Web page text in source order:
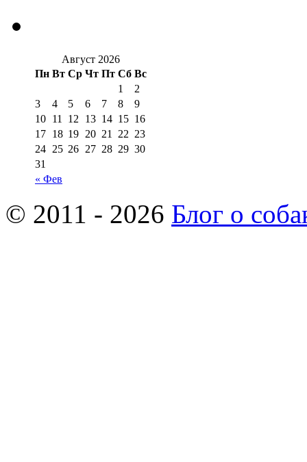
Август 2026
Пн Вт Ср Чт Пт Сб Вс
« Фев
1
2
3
4 5 6 7 8
9
10 11 12 13 14 15 16
17 18 19 20 21 22 23
24 25 26 27 28 29 30
31
© 2011 - 2026 Блог о